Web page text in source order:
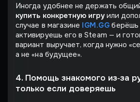
Иногда удобнее не держать
купить конкретную игруили
случае в магазине IGM.GG берёшь
активируешь его в Steam — и
вариант выручает, когда нужно
а не «на будущее».
4. Помощь знакомого из‑за
только если доверяешь